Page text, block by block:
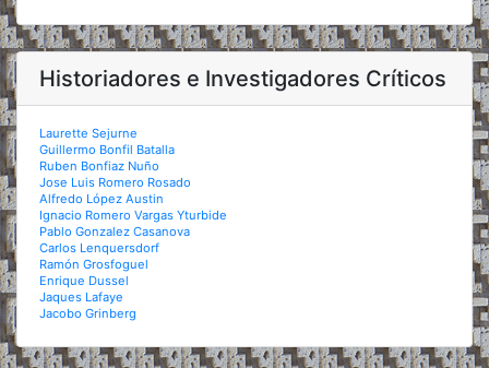
Historiadores e Investigadores Críticos
Laurette Sejurne
Guillermo Bonfil Batalla
Ruben Bonfiaz Nuño
Jose Luis Romero Rosado
Alfredo López Austin
Ignacio Romero Vargas Yturbide
Pablo Gonzalez Casanova
Carlos Lenquersdorf
Ramón Grosfoguel
Enrique Dussel
Jaques Lafaye
Jacobo Grinberg